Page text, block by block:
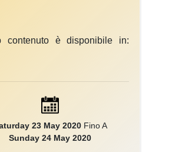
contenuto è disponibile in:
23 May 2020Fino A
Sunday 24 May 2020